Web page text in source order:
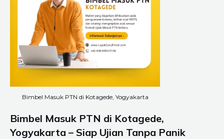
Bimbel Masuk PTN di Kotagede, Yogyakarta
Bimbel Masuk PTN di Kotagede,
Yogyakarta – Siap Ujian Tanpa Panik